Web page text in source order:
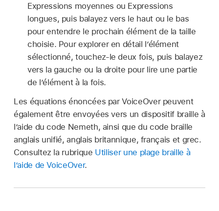
Expressions moyennes ou Expressions
longues, puis balayez vers le haut ou le bas
pour entendre le prochain élément de la taille
choisie. Pour explorer en détail l’élément
sélectionné, touchez-le deux fois, puis balayez
vers la gauche ou la droite pour lire une partie
de l’élément à la fois.
Les équations énoncées par VoiceOver peuvent
également être envoyées vers un dispositif braille à
l’aide du code Nemeth, ainsi que du code braille
anglais unifié, anglais britannique, français et grec.
Consultez la rubrique Utiliser une plage braille à
l’aide de VoiceOver.